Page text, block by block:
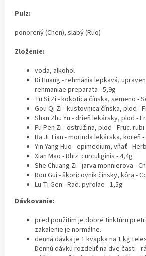
Pulz:
ponorený (Chen), slabý (Ruo)
Zloženie:
voda, alkohol
Di Huang - rehmánia lepkavá,
rehmaniae preparata - 5,9g
Tu Si Zi - kokotica čínska, semeno -
Gou Qi Zi - kustovnica čínska, plod -
Shan Zhu Yu - drieň lekársky, plod -
Fu Pen Zi - ostružina, plod - Fruc. rubi
Ba Ji Tian - morinda lekárska, koreň
Yin Yang Huo - epimedium, vňať -
Xian Mao - Rhiz. curculiginis - 4,4g
She Chuang Zi - jarva monnierova -
Rou Gui - škoricovník čínsky, kôra -
Lu Ti Gen - Rad. pyrolae - 1,5g
Dávkovanie:
pred použitím je dobré tinktúru
zakalenie je normálne.
denná dávka je 1 kvapka na 1 kg
Dennú dávku rozdeliť na dve časti -